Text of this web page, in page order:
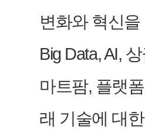
변화와 혁신
Big Data, AI,
마트팜, 플랫
래 기술에 대